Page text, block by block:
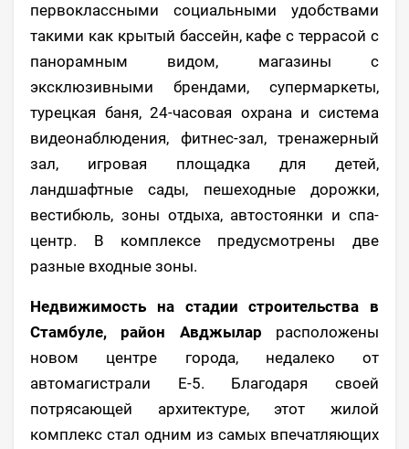
первоклассными социальными удобствами
такими как крытый бассейн, кафе с террасой с
панорамным видом, магазины с
эксклюзивными брендами, супермаркеты,
турецкая баня, 24-часовая охрана и система
видеонаблюдения, фитнес-зал, тренажерный
зал, игровая площадка для детей,
ландшафтные сады, пешеходные дорожки,
вестибюль, зоны отдыха, автостоянки и спа-
центр. В комплексе предусмотрены две
разные входные зоны.
Недвижимость на стадии строительства в
Стамбуле, район Авджылар расположены
новом центре города, недалеко от
автомагистрали E-5. Благодаря своей
потрясающей архитектуре, этот жилой
комплекс стал одним из самых впечатляющих